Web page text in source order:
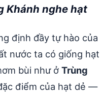
Khánh nghe hạt
định đầy tự hào của
nước ta có giống hạt
bùi như ở Trùng
điểm của hạt dẻ —